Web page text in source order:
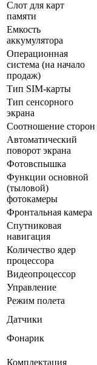
Слот для карт
памяти
Емкость
аккумулятора
Операционная
система (на начало
продаж)
Тип SIM-карты
Тип сенсорного
экрана
Соотношение сторон
Автоматический
поворот экрана
Фотовспышка
Функции основной
(тыловой)
фотокамеры
Фронтальная камера
Спутниковая
навигация
Количество ядер
процессора
Видеопроцессор
Управление
Режим полета
Датчики
Фонарик
Комплектация